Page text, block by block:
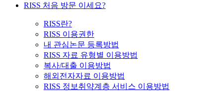
RISS 처음 방문 이세요?
RISS란?
RISS 이용권한
내 관심논문 등록방법
RISS 자료 유형별 이용방법
복사/대출 이용방법
해외전자자료 이용방법
RISS 정보취약계층 서비스 이용방법